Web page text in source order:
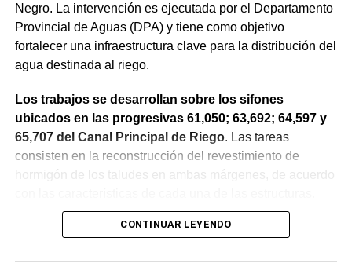
Negro. La intervención es ejecutada por el Departamento
Provincial de Aguas (DPA) y tiene como objetivo
fortalecer una infraestructura clave para la distribución del
agua destinada al riego.
Los trabajos se desarrollan sobre los sifones
ubicados en las progresivas 61,050; 63,692; 64,597 y
65,707 del Canal Principal de Riego. Las tareas
consisten en la reconstrucción del revestimiento de
hormigón de los taludes en ambas márgenes, de acuerdo
La obra incluye la demolición de losas deterioradas, la
requieren, la ejecución de un nuevo revestimiento de
CONTINUAR LEYENDO